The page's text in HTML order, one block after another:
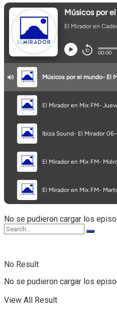
Podcast
Entrevistas
Opinión
No Result
View All Result
No se pudieron cargar los
No se pudieron cargar los